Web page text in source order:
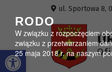
Otwórz pasek narzędzi
RODO
W związku z rozpoczęciem
związku z przetwarzaniem
25 maja 2018 r. na naszym
ul. Sportowa 8,